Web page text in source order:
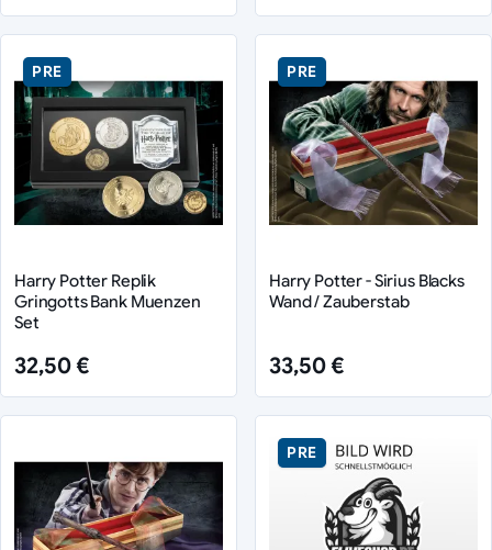
PRE
Harry Potter Replik
Gringotts Bank Muenzen
Set
32,50 €
PRE
Harry Potter - Sirius Blacks
Wand / Zauberstab
33,50 €
PRE